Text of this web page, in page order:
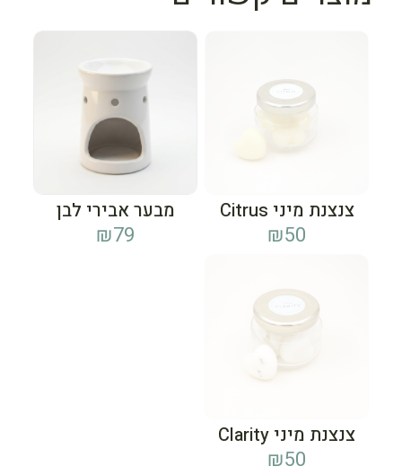
צנצנת מיני Citrus
₪50
מבער אבירי לבן
₪79
צנצנת מיני Clarity
₪50